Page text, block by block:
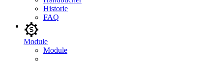
Historie
FAQ
Module
Module